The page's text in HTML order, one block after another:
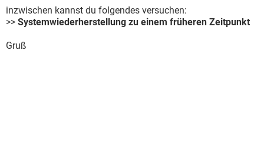
inzwischen kannst du folgendes versuchen:
>> Systemwiederherstellung zu einem früheren Zeitpunkt
Gruß